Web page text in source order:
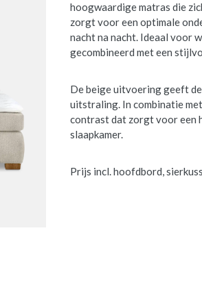
hoogwaardige matras die
zorgt voor een optimale
nacht na nacht. Ideaal voor
gecombineerd met een
De beige uitvoering geeft
uitstraling. In combinatie
contrast dat zorgt voor een
slaapkamer.
Prijs incl. hoofdbord,